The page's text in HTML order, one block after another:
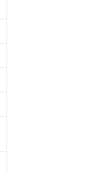
です。
る商品です。
予定はありません。